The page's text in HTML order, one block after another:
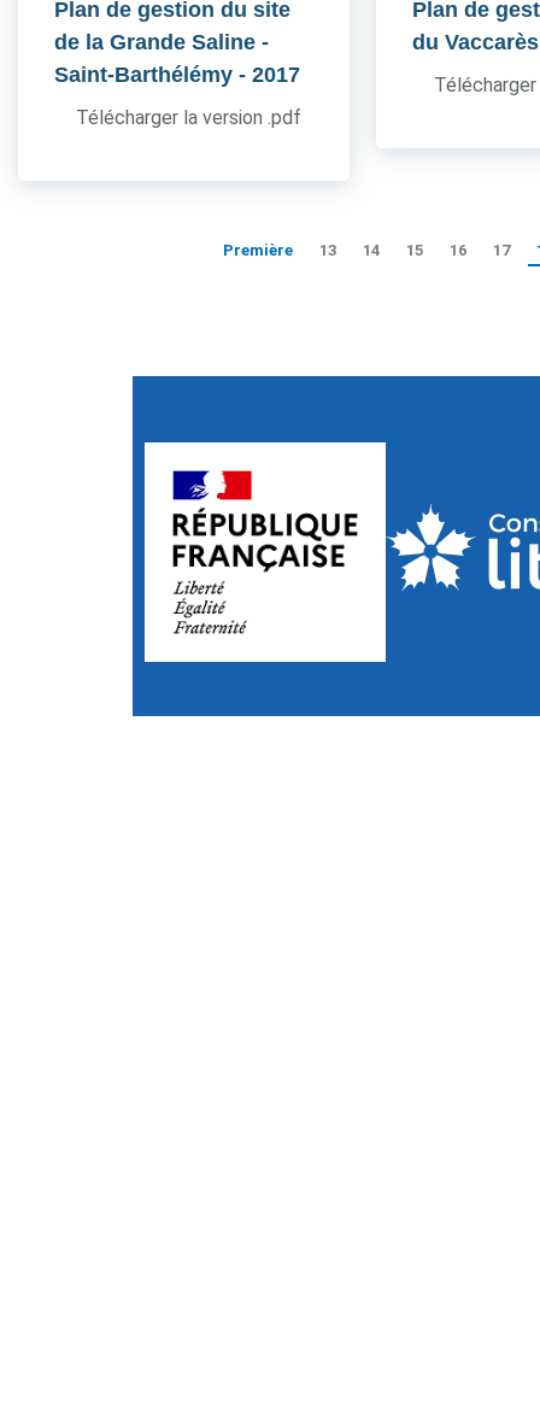
Plan de gestion du site
de la Grande Saline -
Saint-Barthélémy - 2017
Télécharger la version .pdf
Plan de
du Vaccarès
Première 13 14 15 16 17